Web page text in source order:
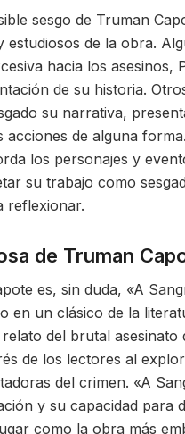
sesgo de Truman
de la obra.
hacia los
de su historia.
su narrativa,
de alguna
los personajes y
su trabajo como
reflexionar.
de Truman
es, sin duda, «A
en un clásico de la
del brutal asesinato
de los lectores al
del crimen. «A
y su capacidad para
como la obra más